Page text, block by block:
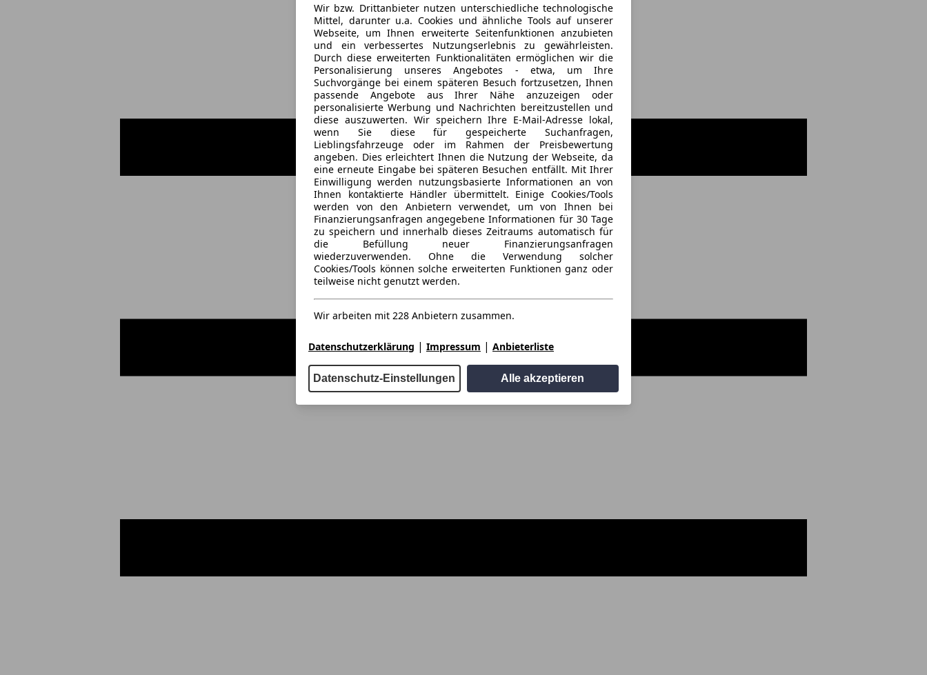
Wir bzw. Drittanbieter nutzen unterschiedliche technologische
Mittel, darunter u.a. Cookies und ähnliche Tools auf unserer
Webseite, um Ihnen erweiterte Seitenfunktionen anzubieten
und ein verbessertes Nutzungserlebnis zu gewährleisten.
Durch diese erweiterten Funktionalitäten ermöglichen wir die
Personalisierung unseres Angebotes - etwa, um Ihre
Suchvorgänge bei einem späteren Besuch fortzusetzen, Ihnen
passende Angebote aus Ihrer Nähe anzuzeigen oder
personalisierte Werbung und Nachrichten bereitzustellen und
diese auszuwerten. Wir speichern Ihre E-Mail-Adresse lokal,
wenn Sie diese für gespeicherte Suchanfragen,
Lieblingsfahrzeuge oder im Rahmen der Preisbewertung
angeben. Dies erleichtert Ihnen die Nutzung der Webseite, da
eine erneute Eingabe bei späteren Besuchen entfällt. Mit Ihrer
Einwilligung werden nutzungsbasierte Informationen an von
Ihnen kontaktierte Händler übermittelt. Einige Cookies/Tools
werden von den Anbietern verwendet, um von Ihnen bei
Finanzierungsanfragen angegebene Informationen für 30 Tage
zu speichern und innerhalb dieses Zeitraums automatisch für
die Befüllung neuer Finanzierungsanfragen
wiederzuverwenden. Ohne die Verwendung solcher
Cookies/Tools können solche erweiterten Funktionen ganz oder
teilweise nicht genutzt werden.
Wir arbeiten mit 228 Anbietern zusammen.
Datenschutzerklärung | Impressum | Anbieterliste
Datenschutz-Einstellungen Alle akzeptieren